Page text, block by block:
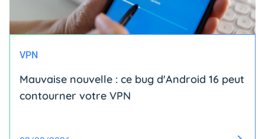
VPN
Mauvaise nouvelle : ce bug d'Android 16 peut
contourner votre VPN